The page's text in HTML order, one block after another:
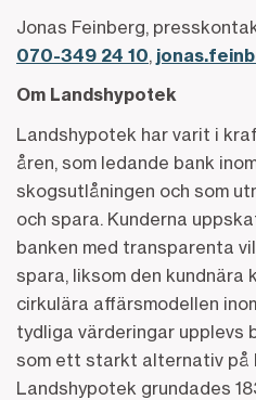
Jonas Feinberg,
070-349 24 10,
Om Landshypotek
Landshypotek har varit i
åren, som ledande bank
skogsutlåningen och som
och spara. Kunderna
banken med transparenta
spara, liksom den kundnära
cirkulära affärsmodellen
tydliga värderingar upplevs
som ett starkt alternativ på
Landshypotek grundades